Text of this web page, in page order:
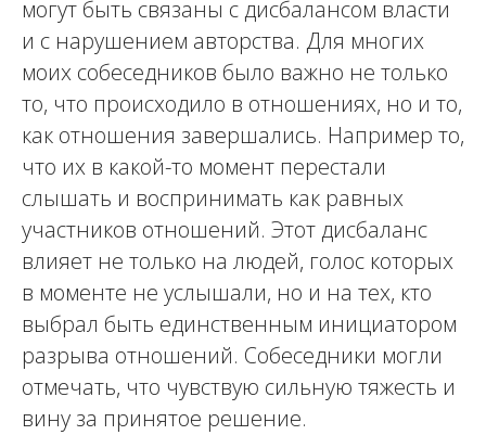
могут быть связаны с дисбалансом власти
и с нарушением авторства. Для многих
моих собеседников было важно не только
то, что происходило в отношениях, но и то,
как отношения завершались. Например то,
что их в какой-то момент перестали
слышать и воспринимать как равных
участников отношений. Этот дисбаланс
влияет не только на людей, голос которых
в моменте не услышали, но и на тех, кто
выбрал быть единственным инициатором
разрыва отношений. Собеседники могли
отмечать, что чувствую сильную тяжесть и
вину за принятое решение.